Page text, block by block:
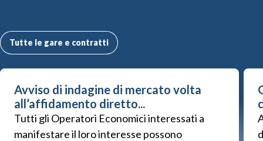
Tutte le gare e contratti
Avviso di indagine di mercato volta
all’affidamento diretto...
Tutti gli Operatori Economici interessati a
manifestare il loro interesse possono